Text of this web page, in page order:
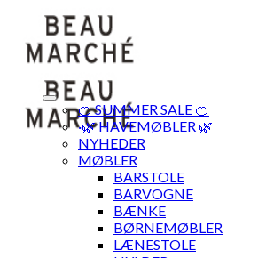
content
🍊 SUMMER SALE 🍊
·🌿 HAVEMØBLER 🌿
NYHEDER
MØBLER
BARSTOLE
BARVOGNE
BÆNKE
BØRNEMØBLER
LÆNESTOLE